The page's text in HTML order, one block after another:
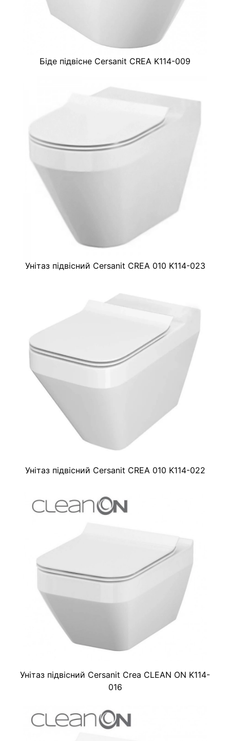
Біде підвісне Cersanit CREA K114-009
Унітаз підвісний Cersanit CREA 010 K114-023
Унітаз підвісний Cersanit CREA 010 K114-022
Унітаз підвісний Cersanit Crea CLEAN ON K114-
016